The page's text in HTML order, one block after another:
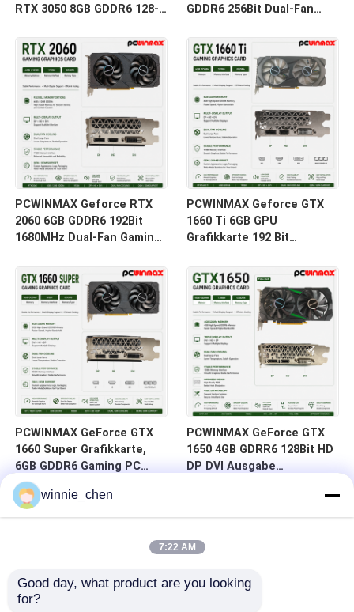
RTX 3050 8GB GDDR6 128-
Spiel
GDDR6 256Bit Dual-Fan
Tracing für Gaming PC
OEM Großhandel
PCWINMAX Geforce RTX
2060 6GB GDDR6 192Bit
1680MHz Dual-Fan Gaming
auf Lager für Desktop-
Computer
PCWINMAX Geforce GTX
1660 Ti 6GB GPU
Grafikkarte 192 Bit
DVI 14Gbps Speicher
PCWINMAX GeForce GTX
1660 Super Grafikkarte,
6GB GDDR6 Gaming PC
GPU 192bit Videokarte
PCIe 3.0 x16 1660S
Spielkarten
PCWINMAX GeForce GTX
1650 4GB GDRR6 128Bit HD
DP DVI Ausgabe
winnie_chen
7:22 AM
Good day, what product are you looking
for?